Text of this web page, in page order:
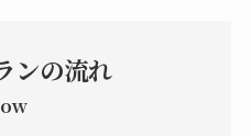
ンの流れ